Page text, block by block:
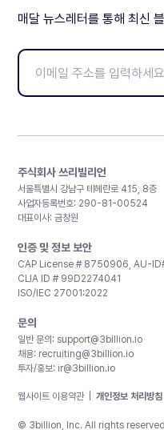
매달 뉴스레터를 통해 최신
주식회사 쓰리빌리언
서울특별시 강남구 테헤란로 415, 8층
사업자등록번호: 290-81-00524
대표이사: 금창원
인증 및 정보 보안
CAP License # 8750906, AU-
CLIA ID # 99D2274041
ISO/IEC 27001:2022
문의
일반 문의: support@3billion.io
채용: recruiting@3billion.io
투자/홍보: ir@3billion.io
웹사이트 이용약관 개인정보 처리방침
© 3billion, Inc. All rights